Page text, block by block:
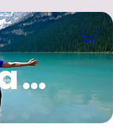
Programas